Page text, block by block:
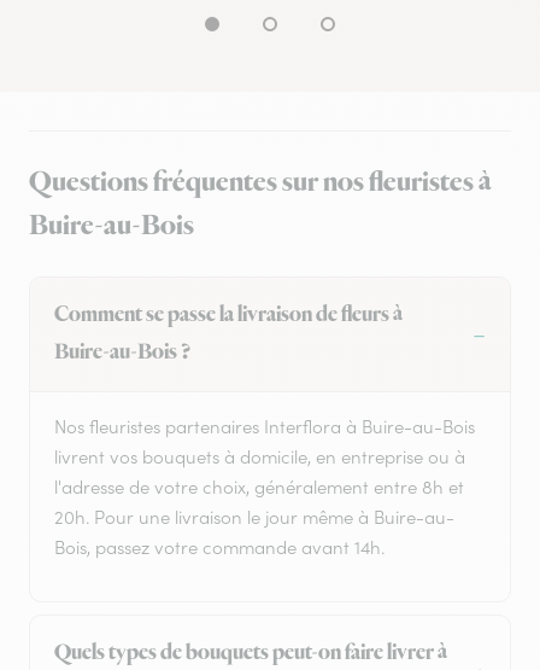
Questions fréquentes sur nos fleuristes à
Buire-au-Bois
Comment se passe la livraison de fleurs à
Buire-au-Bois ?
Nos fleuristes partenaires Interflora à Buire-au-Bois
livrent vos bouquets à domicile, en entreprise ou à
l'adresse de votre choix, généralement entre 8h et
20h. Pour une livraison le jour même à Buire-au-
Bois, passez votre commande avant 14h.
Quels types de bouquets peut-on faire livrer à